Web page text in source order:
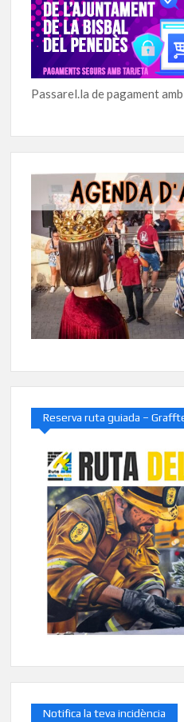
Passarel.la de pagament
Reserva ruta guiada –
Notifica la teva incidència